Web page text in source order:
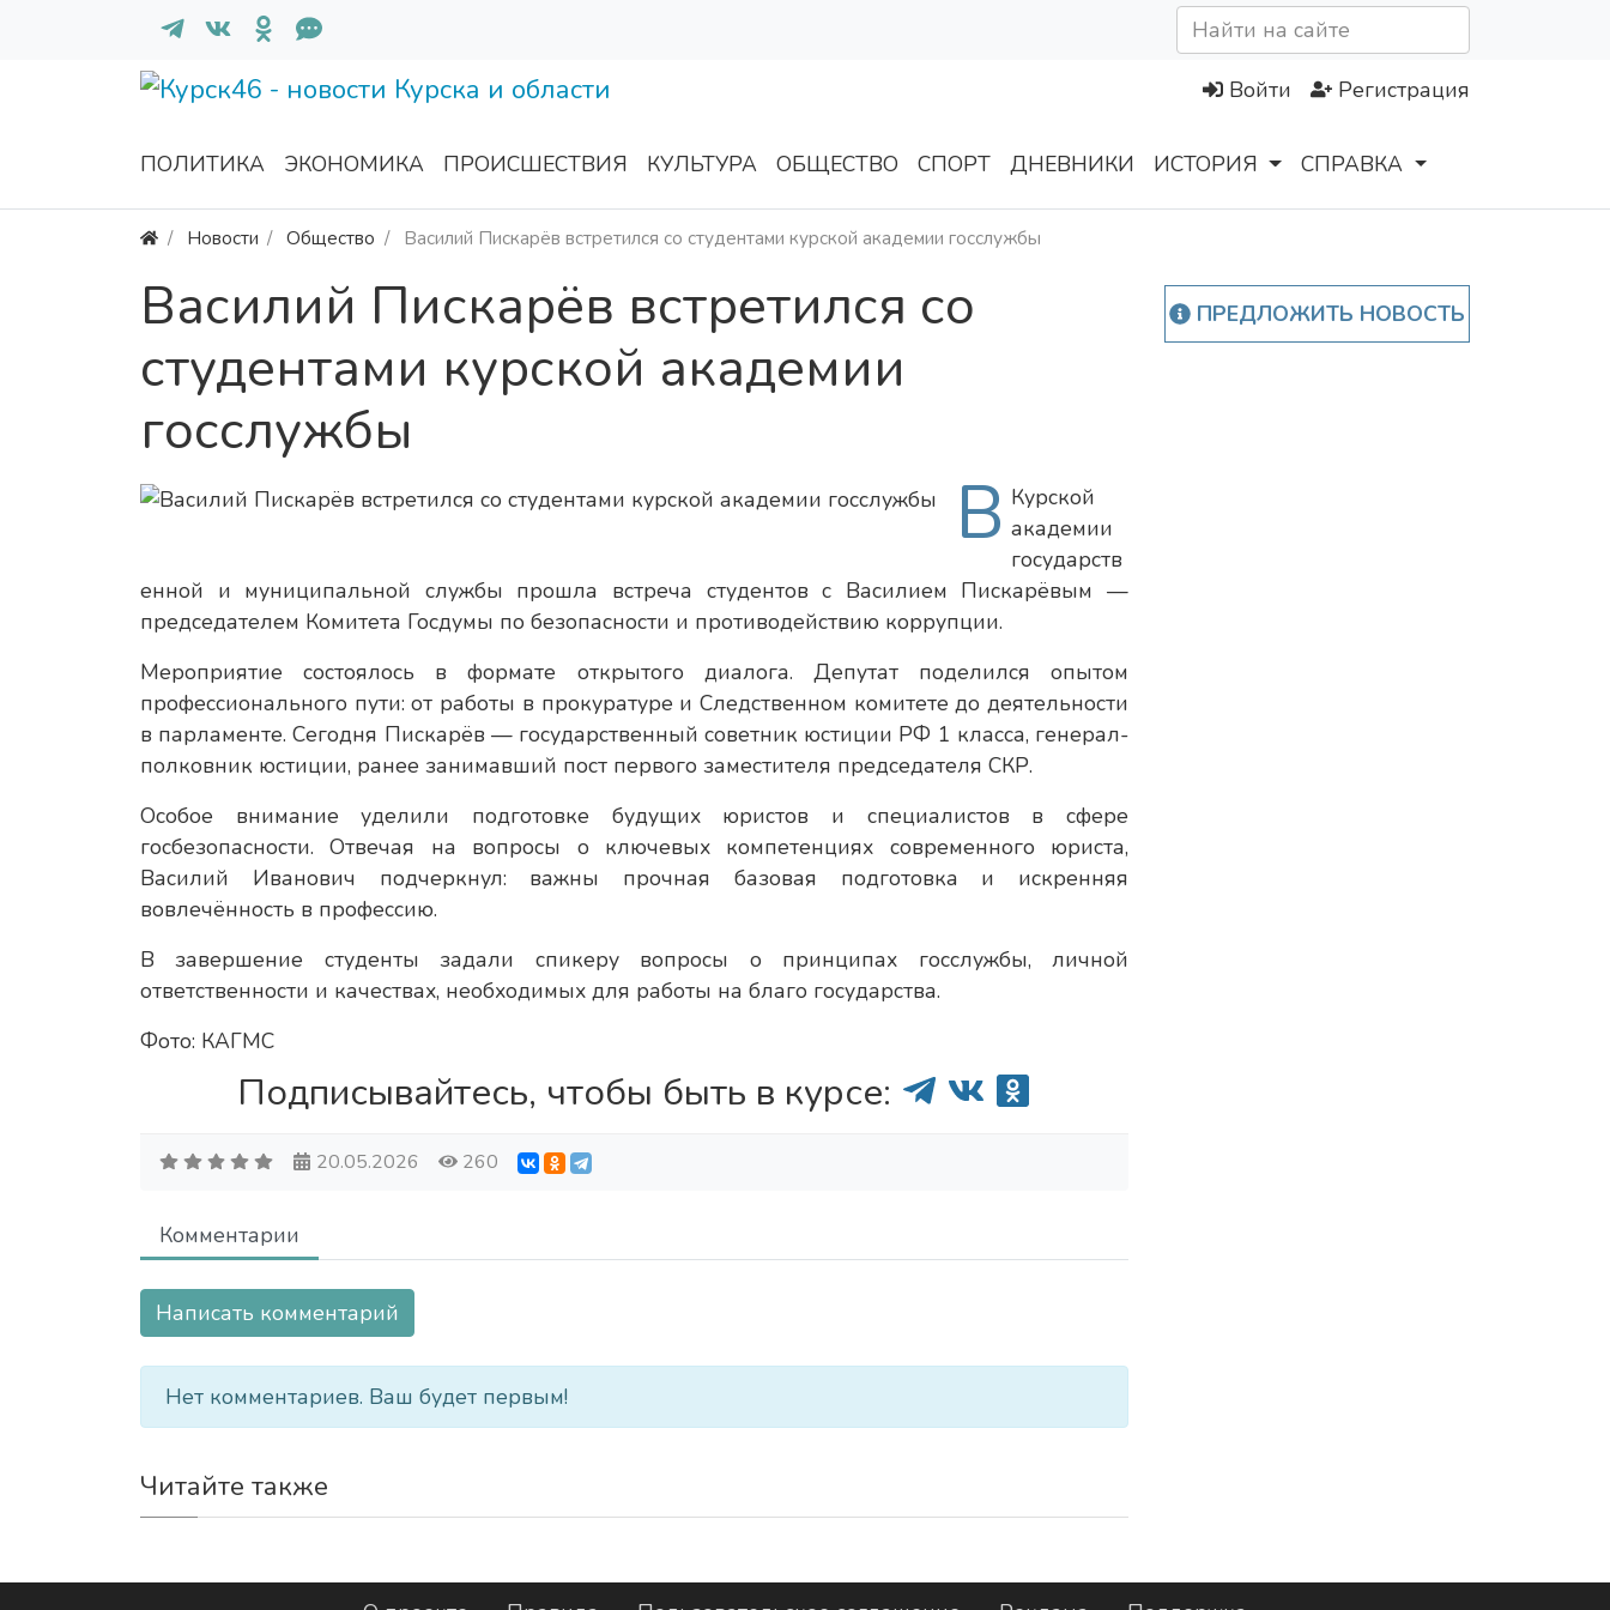
Войти Регистрация
ПОЛИТИКА ЭКОНОМИКА ПРОИСШЕСТВИЯ КУЛЬТУРА ОБЩЕСТВО СПОРТ ДНЕВНИКИ ИСТОРИЯ СПРАВКА
Новости Общество Василий Пискарёв встретился со студентами курской академии госслужбы
Василий Пискарёв встретился со
студентами курской академии
госслужбы
В Курской
академии
государств
енной и муниципальной службы прошла встреча студентов с Василием Пискарёвым —
председателем Комитета Госдумы по безопасности и противодействию коррупции.
Мероприятие состоялось в формате открытого диалога. Депутат поделился опытом
профессионального пути: от работы в прокуратуре и Следственном комитете до деятельности
в парламенте. Сегодня Пискарёв — государственный советник юстиции РФ 1 класса, генерал-
полковник юстиции, ранее занимавший пост первого заместителя председателя СКР.
Особое внимание уделили подготовке будущих юристов и специалистов в сфере
госбезопасности. Отвечая на вопросы о ключевых компетенциях современного юриста,
Василий Иванович подчеркнул: важны прочная базовая подготовка и искренняя
вовлечённость в профессию.
В завершение студенты задали спикеру вопросы о принципах госслужбы, личной
ответственности и качествах, необходимых для работы на благо государства.
Фото: КАГМС
Подписывайтесь, чтобы быть в курсе:
20.05.2026 260
Комментарии
Написать комментарий
Нет комментариев. Ваш будет первым!
Читайте также
ПРЕДЛОЖИТЬ НОВОСТЬ